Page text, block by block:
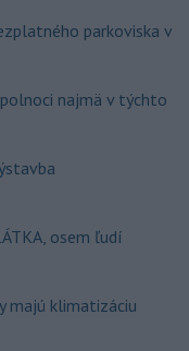
parkoviska v
polnoci najmä v týchto
osem ľudí
majú klimatizáciu